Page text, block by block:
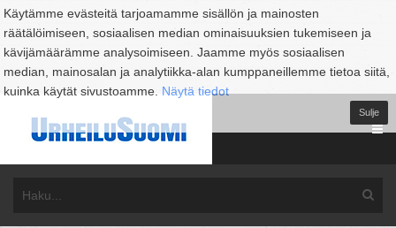
Käytämme evästeitä tarjoamamme sisällön ja mainosten
räätälöimiseen, sosiaalisen median ominaisuuksien tukemiseen ja
kävijämäärämme analysoimiseen. Jaamme myös sosiaalisen
median, mainosalan ja analytiikka-alan kumppaneillemme tietoa siitä,
kuinka käytät sivustoamme. Näytä tiedot
Sulje